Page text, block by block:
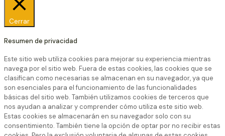
Cerrar
Resumen de privacidad
Este sitio web utiliza cookies para mejorar su experiencia mientras
navega por el sitio web. Fuera de estas cookies, las cookies que se
clasifican como necesarias se almacenan en su navegador, ya que
son esenciales para el funcionamiento de las funcionalidades
básicas del sitio web. También utilizamos cookies de terceros que
nos ayudan a analizar y comprender cómo utiliza este sitio web.
Estas cookies se almacenarán en su navegador solo con su
consentimiento. También tiene la opción de optar por no recibir estas